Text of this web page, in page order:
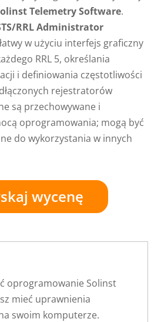
Telemetry Software.
RRL Administrator
w użyciu interfejs graficzny
RRL 5, określania
i definiowania częstotliwości
rejestratorów
są przechowywane i
oprogramowania; mogą być
do wykorzystania w innych
wycenę
oprogramowanie Solinst
mieć uprawnienia
swoim komputerze.